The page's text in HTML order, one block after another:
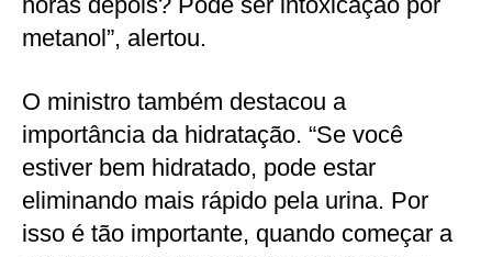
metanol”, alertou.
O ministro também destacou a
importância da hidratação. “Se você
estiver bem hidratado, pode estar
eliminando mais rápido pela urina. Por
isso é tão importante, quando começar a